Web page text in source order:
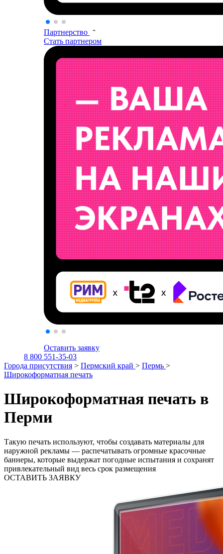
Партнерство
Стать партнером
Оставить заявку
8 800 551-35-03
Города присутствия > Пермский край > Пермь >
Широкоформатная печать
Широкоформатная печать в
Перми
Такую печать используют, чтобы создавать материалы для
наружной рекламы — распечатывать огромные красочные
баннеры, которые выдержат погодные испытания и сохранят
привлекательный вид весь срок размещения
ОСТАВИТЬ ЗАЯВКУ